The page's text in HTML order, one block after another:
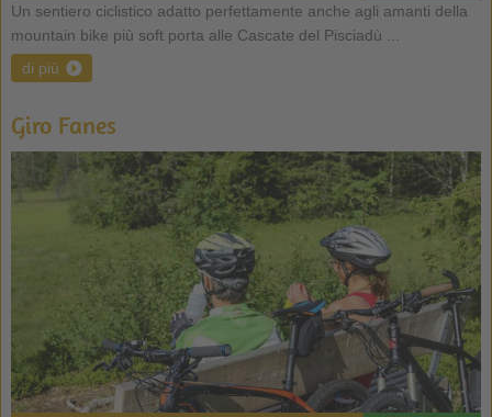
Un sentiero ciclistico adatto perfettamente anche agli amanti della
mountain bike più soft porta alle Cascate del Pisciadù ...
di più
Giro Fanes